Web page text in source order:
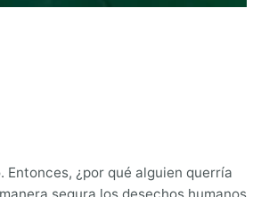
¿por qué alguien querría